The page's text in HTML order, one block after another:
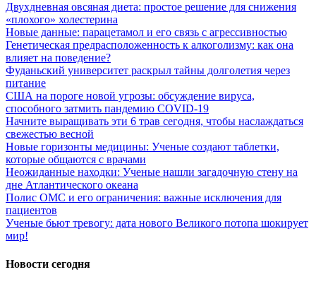
Двухдневная овсяная диета: простое решение для снижения
«плохого» холестерина
Новые данные: парацетамол и его связь с агрессивностью
Генетическая предрасположенность к алкоголизму: как она
влияет на поведение?
Фуданьский университет раскрыл тайны долголетия через
питание
США на пороге новой угрозы: обсуждение вируса,
способного затмить пандемию COVID-19
Начните выращивать эти 6 трав сегодня, чтобы наслаждаться
свежестью весной
Новые горизонты медицины: Ученые создают таблетки,
которые общаются с врачами
Неожиданные находки: Ученые нашли загадочную стену на
дне Атлантического океана
Полис ОМС и его ограничения: важные исключения для
пациентов
Ученые бьют тревогу: дата нового Великого потопа шокирует
мир!
Новости сегодня